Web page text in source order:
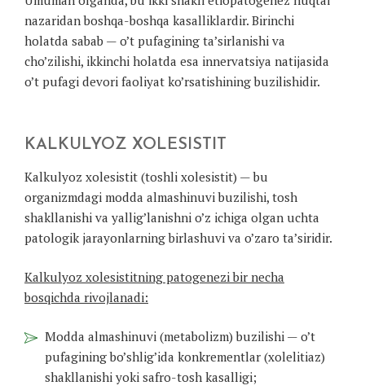
nazaridan boshqa-boshqa kasalliklardir. Birinchi
holatda sabab — o’t pufagining ta’sirlanishi va
cho’zilishi, ikkinchi holatda esa innervatsiya natijasida
o’t pufagi devori faoliyat ko’rsatishining buzilishidir.
KALKULYOZ XOLESISTIT
Kalkulyoz xolesistit (toshli xolesistit) — bu
organizmdagi modda almashinuvi buzilishi, tosh
shakllanishi va yallig’lanishni o’z ichiga olgan uchta
patologik jarayonlarning birlashuvi va o’zaro ta’siridir.
Kalkulyoz xolesistitning patogenezi bir necha
bosqichda rivojlanadi:
Modda almashinuvi (metabolizm) buzilishi — o’t
pufagining bo’shlig’ida konkrementlar (xolelitiaz)
shakllanishi yoki safro-tosh kasalligi;